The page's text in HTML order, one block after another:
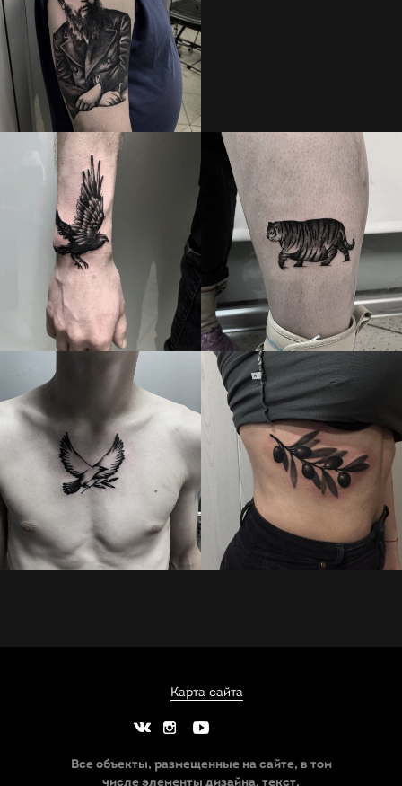
Карта сайта
Все объекты, размещенные на сайте, в том
числе элементы дизайна, текст,